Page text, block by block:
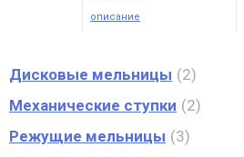
описание
Дисковые мельницы
2
Механические ступки
2
Режущие мельницы
3